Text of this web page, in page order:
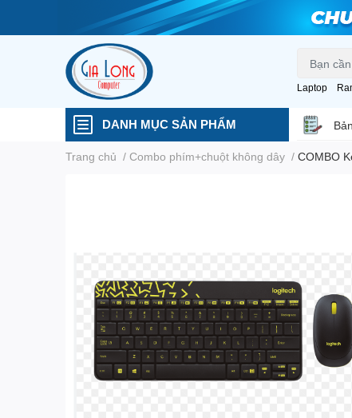
Laptop
DANH MỤC SẢN PHẨM
Trang chủ / Combo phím+chuột không dây / COMBO